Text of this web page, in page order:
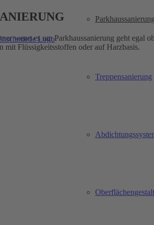
Treppensanierung
wenn es um Parkhaussanierung geht egal
mit Flüssigkeitsstoffen oder auf Harzbasis.